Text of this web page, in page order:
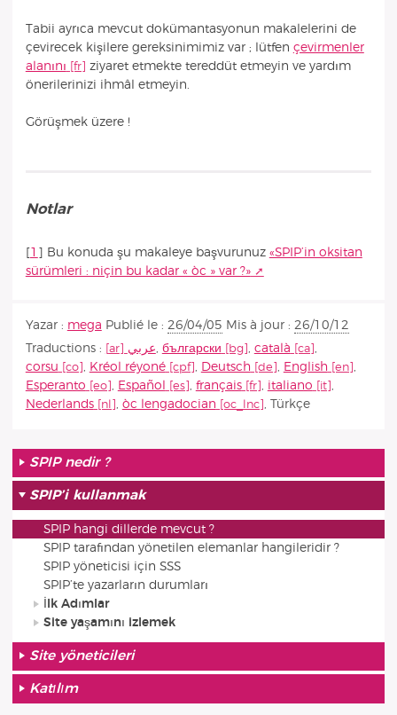
Tabii ayrıca mevcut dokümantasyonun makalelerini de
çevirecek kişilere gereksinimimiz var ; lütfen çevirmenler
alanını
ziyaret etmekte tereddüt etmeyin ve yardım
önerilerinizi ihmâl etmeyin.
Görüşmek üzere !
Notlar
[1 ] Bu konuda şu makaleye başvurunuz «SPIP’in oksitan
sürümleri : niçin bu kadar « òc » var ?»
Yazar : mega Publié le : 26/04/05 Mis à jour : 26/10/12
Traductions :
عربي български català
corsu
Kréol réyoné Deutsch English
Esperanto
Español français italiano
Nederlands
òc lengadocian Türkçe
SPIP nedir ?
SPIP’i kullanmak
SPIP hangi dillerde mevcut ?
SPIP tarafından yönetilen elemanlar hangileridir ?
SPIP yöneticisi için SSS
SPIP’te yazarların durumları
İlk Adımlar
Site yaşamını izlemek
Site yöneticileri
Katılım